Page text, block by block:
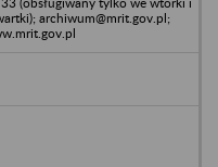
archiwum@mrit.gov.pl;